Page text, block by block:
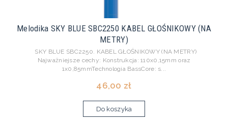
Melodika SKY BLUE SBC2250 KABEL GŁOŚNIKOWY (NA
METRY)
SKY BLUE SBC2250. KABEL GŁOŚNIKOWY (NA METRY)
Najważniejsze cechy: Konstrukcja: 110x0,15mm oraz
1x0,85mmTechnologia BassCore: s...
46,00 zł
Do koszyka